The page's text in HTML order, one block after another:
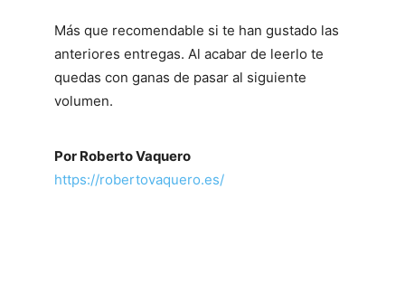
Más que recomendable si te han gustado las
anteriores entregas. Al acabar de leerlo te
quedas con ganas de pasar al siguiente
volumen.
Por Roberto Vaquero
https://robertovaquero.es/